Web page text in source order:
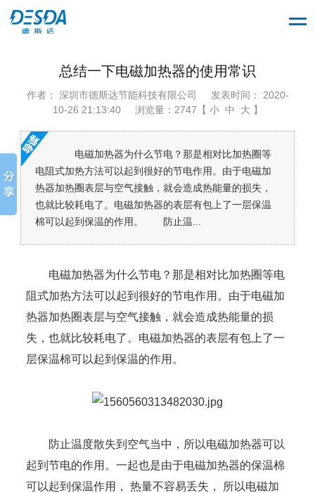
总结一下电磁加热器的使用常识
作者： 深圳市德斯达节能科技有限公司
发表时间： 2020-
10-26 21:13:40
浏览量：2747【 小 中 大 】
电磁加热器为什么节电？那是相对比加热圈等
电阻式加热方法可以起到很好的节电作用。由于电磁加
热器加热圈表层与空气接触，就会造成热能量的损失，
也就比较耗电了。电磁加热器的表层有包上了一层保温
棉可以起到保温的作用。 防止温...
电磁加热器为什么节电？那是相对比加热圈等电
阻式加热方法可以起到很好的节电作用。由于电磁加
热器加热圈表层与空气接触，就会造成热能量的损
失，也就比较耗电了。电磁加热器的表层有包上了一
层保温棉可以起到保温的作用。
防止温度散失到空气当中，所以电磁加热器可以
起到节电的作用。一起也是由于电磁加热器的保温棉
可以起到保温作用， 热量不容易丢失， 所以电磁加